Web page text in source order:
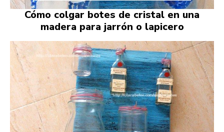
Cómo colgar botes de cristal en una
madera para jarrón o lapicero